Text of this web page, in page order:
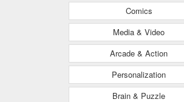
Comics
Media & Video
Arcade & Action
Personalization
Brain & Puzzle